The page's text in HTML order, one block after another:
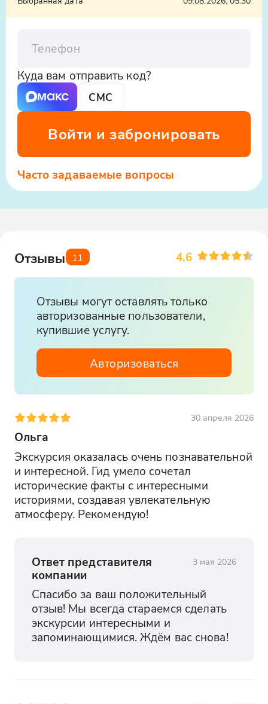
Куда вам отправить код?
СМС
Войти и забронировать
Часто задаваемые вопросы
Отзывы 11 4.6
Отзывы могут оставлять только
авторизованные пользователи,
купившие услугу.
Авторизоваться
30 апреля 2026
Ольга
Экскурсия оказалась очень познавательной
и интересной. Гид умело сочетал
исторические факты с интересными
историями, создавая увлекательную
атмосферу. Рекомендую!
Ответ представителя
компании
3 мая 2026
Спасибо за ваш положительный
отзыв! Мы всегда стараемся сделать
экскурсии интересными и
запоминающимися. Ждём вас снова!